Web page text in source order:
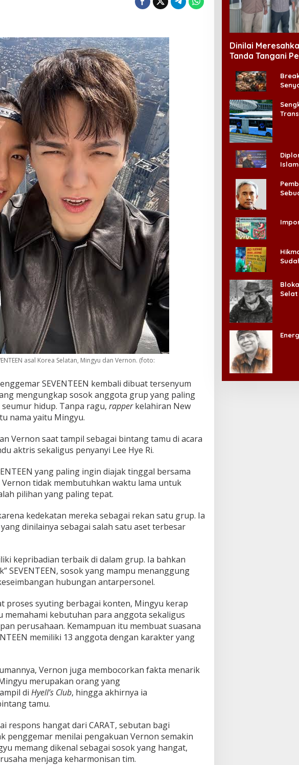
asal Korea Selatan, Mingyu dan Vernon. (foto:
SEVENTEEN kembali dibuat tersenyum
mengungkap sosok anggota grup yang paling
hidup. Tanpa ragu, rapperkelahiran New
nama yaitu Mingyu.
Vernon saat tampil sebagai bintang tamu di acara
aktris sekaligus penyanyi Lee Hye Ri.
yang paling ingin diajak tinggal bersama
tidak membutuhkan waktu lama untuk
pilihan yang paling tepat.
kedekatan mereka sebagai rekan satu grup. Ia
dinilainya sebagai salah satu aset terbesar
kepribadian terbaik di dalam grup. Ia bahkan
SEVENTEEN, sosok yang mampu menanggung
hubungan antarpersonel.
proses syuting berbagai konten, Mingyu kerap
memahami kebutuhan para anggota sekaligus
perusahaan. Kemampuan itu membuat suasana
memiliki 13 anggota dengan karakter yang
Vernon juga membocorkan fakta menarik
merupakan orang yang
di Hyell’s Club, hingga akhirnya ia
tamu.
respons hangat dari CARAT, sebutan bagi
penggemar menilai pengakuan Vernon semakin
memang dikenal sebagai sosok yang hangat,
menjaga keharmonisan tim.
Dinilai
Tanda Tangani
Ada